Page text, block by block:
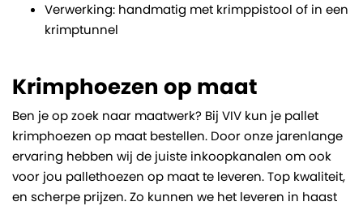
Verwerking: handmatig met krimppistool of in een
krimptunnel
Krimphoezen op maat
Ben je op zoek naar maatwerk? Bij VIV kun je pallet
krimphoezen op maat bestellen. Door onze jarenlange
ervaring hebben wij de juiste inkoopkanalen om ook
voor jou pallethoezen op maat te leveren. Top kwaliteit,
en scherpe prijzen. Zo kunnen we het leveren in haast